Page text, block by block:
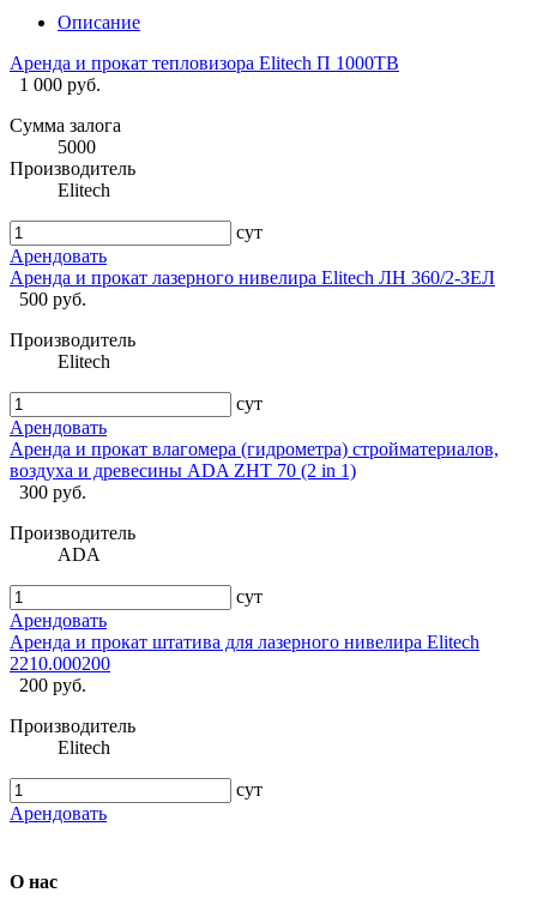
Описание
Аренда и прокат тепловизора Elitech П 1000ТВ
1 000 руб.
Сумма залога
5000
Производитель
Elitech
сут
Арендовать
Аренда и прокат лазерного нивелира Elitech ЛН 360/2-ЗЕЛ
500 руб.
Производитель
Elitech
сут
Арендовать
Аренда и прокат влагомера (гидрометра) стройматериалов,
воздуха и древесины ADA ZHT 70 (2 in 1)
300 руб.
Производитель
ADA
сут
Арендовать
Аренда и прокат штатива для лазерного нивелира Elitech
2210.000200
200 руб.
Производитель
Elitech
сут
Арендовать
О нас